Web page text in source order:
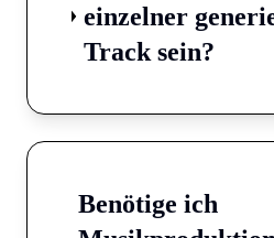
einzelner
Track sein?
Benötige ich